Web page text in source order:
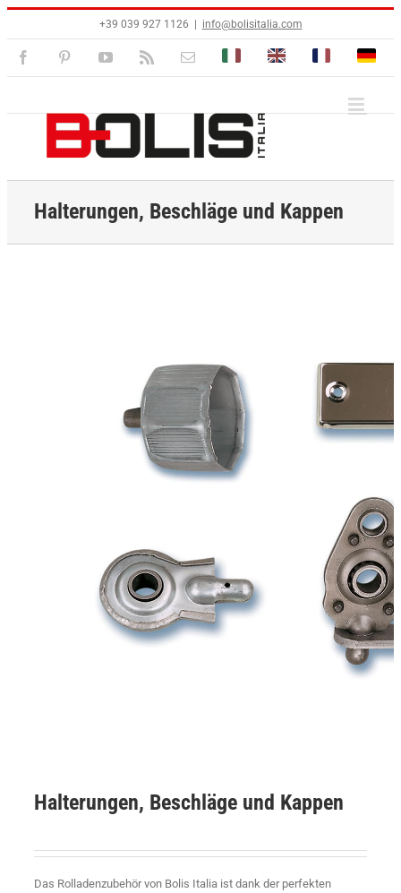
springen
+39 039 927 1126 info@bolisitalia.com
FacebookPinterestYouTube
E-
Bolisitalia.itBolisitalia.comBolisitalia.fr
Halterungen, Beschläge und Kappen
Halterungen, Beschläge und Kappen
Das Rolladenzubehör von Bolis Italia ist dank der perfekten